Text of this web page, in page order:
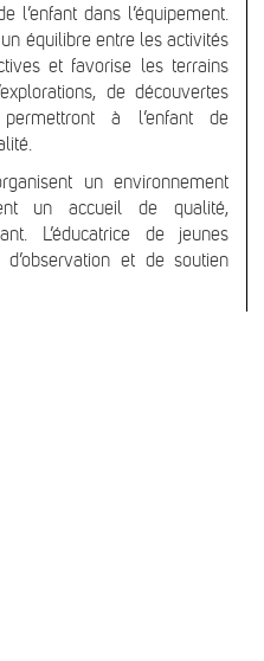
l’enfant dans l’équipement.
équilibre entre les activités
et favorise les terrains
de découvertes
à l’enfant de
un environnement
un accueil de qualité,
L’éducatrice de jeunes
et de soutien